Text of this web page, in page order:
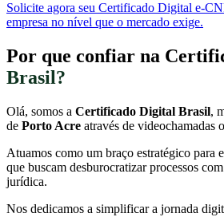
Solicite agora seu Certificado Digital e-
empresa no nível que o mercado exige.
Por que confiar na
Brasil?
Olá, somos a Certificado Digital Brasil,
de Porto Acre através de videochamadas
Atuamos como um braço estratégico para
que buscam desburocratizar processos
jurídica.
Nos dedicamos a simplificar a jornada